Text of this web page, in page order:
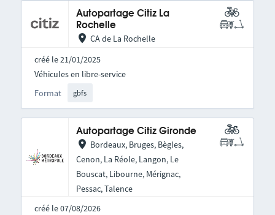
Autopartage Citiz La
Rochelle
CA de La Rochelle
créé le 21/01/2025
Format gbfs
Véhicules en libre-service
Autopartage Citiz Gironde
Bordeaux, Bruges, Bègles,
Cenon, La Réole, Langon, Le
Bouscat, Libourne, Mérignac,
Pessac, Talence
créé le 07/08/2026